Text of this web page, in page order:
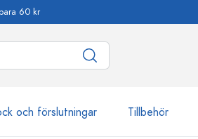
60 kr
och förslutningar Tillbehör